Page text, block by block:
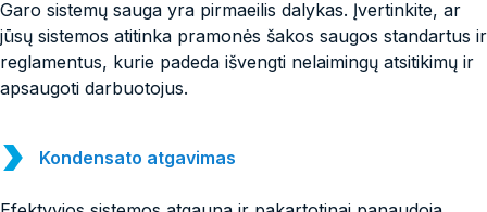
Garo sistemų sauga yra pirmaeilis dalykas. Įvertinkite, ar
jūsų sistemos atitinka pramonės šakos saugos standartus ir
reglamentus, kurie padeda išvengti nelaimingų atsitikimų ir
apsaugoti darbuotojus.
Kondensato atgavimas